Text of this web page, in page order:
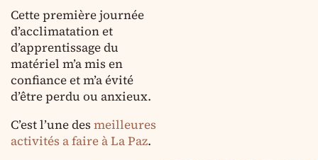
Cette première journée
d’acclimatation et
d’apprentissage du
matériel m’a mis en
confiance et m’a évité
d’être perdu ou anxieux.
C’est l’une des meilleures
activités a faire à La Paz.